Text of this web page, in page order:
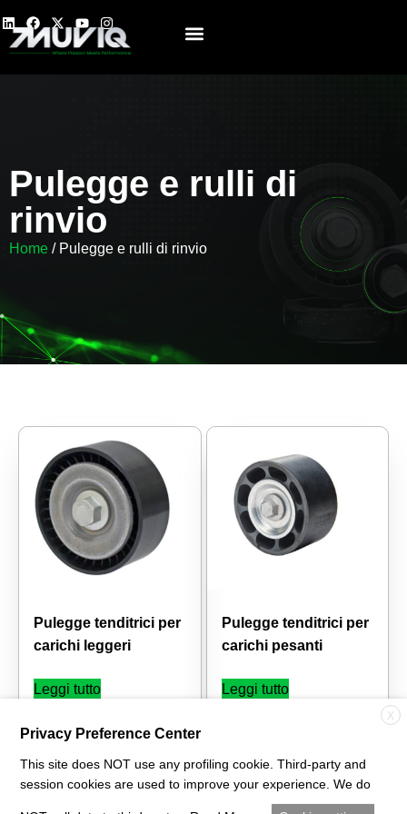
Pulegge e rulli di
rinvio
Home / Pulegge e rulli di rinvio
Pulegge tenditrici per
carichi leggeri
Leggi tutto
Pulegge tenditrici per
carichi pesanti
Leggi tutto
X
Privacy Preference Center
This site does NOT use any profiling cookie. Third-party and
session cookies are used to improve your experience. We do